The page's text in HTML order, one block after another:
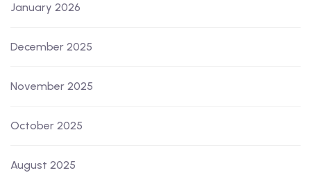
January 2026
December 2025
November 2025
October 2025
August 2025